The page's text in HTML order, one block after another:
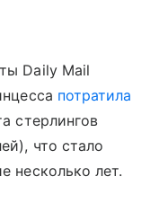
Daily Mail
потратила
стерлингов
что стало
несколько лет.